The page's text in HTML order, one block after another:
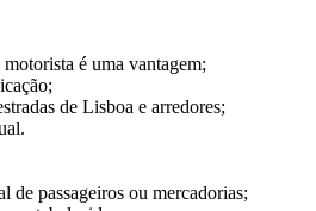
é uma vantagem;
de Lisboa e arredores;
de passageiros ou mercadorias;